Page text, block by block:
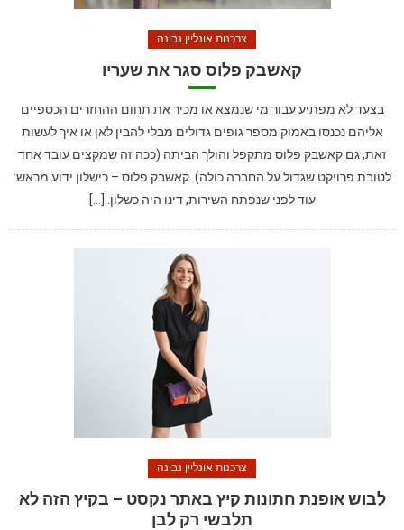
צרכנות אונליין נבונה
קאשבק פלוס סגר את שעריו
בצעד לא מפתיע עבור מי שנמצא או מכיר את תחום ההחזרים הכספיים
אליהם נכנסו באמוק מספר גופים גדולים מבלי להבין לאן או איך לעשות
זאת, גם קאשבק פלוס מתקפל והולך הביתה (ככה זה שמקצים עובד אחד
לטובת פרויקט שגדול על החברה כולה). קאשבק פלוס – כישלון ידוע מראש:
עוד לפני שנפתח השירות, דינו היה כשלון. […]
צרכנות אונליין נבונה
לבוש אופנת חתונות קיץ באתר נקסט – בקיץ הזה לא
תלבשי רק לבן